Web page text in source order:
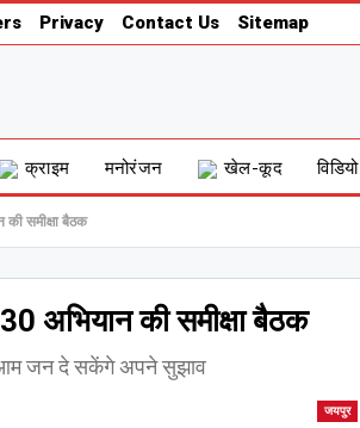
Privacy Contact Us Sitemap
क्राइम मनोरंजन खेल-कूद विडियो
समीक्षा बैठक
अभियान की समीक्षा बैठक
आम जन दे सकेंगे अपने सुझाव
जयपुर